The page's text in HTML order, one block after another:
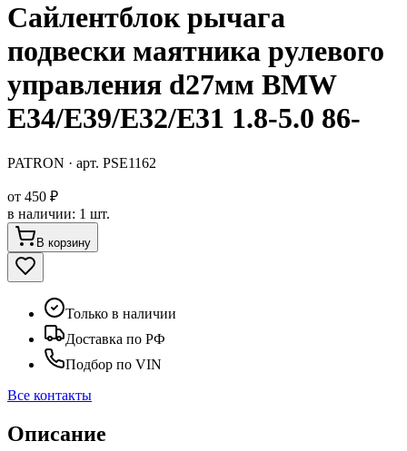
Сайлентблок рычага
подвески маятника рулевого
управления d27мм BMW
E34/E39/E32/E31 1.8-5.0 86-
PATRON · арт. PSE1162
от 450 ₽
в наличии: 1 шт.
В корзину
Только в наличии
Доставка по РФ
Подбор по VIN
Все контакты
Описание